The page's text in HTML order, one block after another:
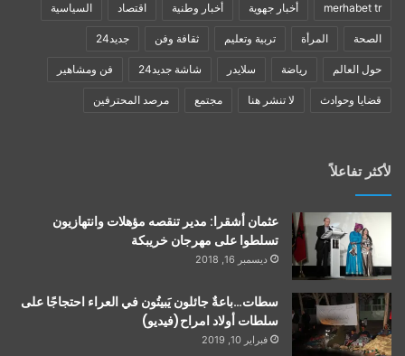
merhabet tr أخبار جهوية أخبار وطنية اقتصاد السياسية
الصحة المرأة تربية وتعليم ثقافة وفن جديد24
حول العالم رياضة سلايدر شاشة جديد24 فن ومشاهير
قضايا وحوادث لا تنشر هنا مجتمع مرصد المحترفين
لأكثر تفاعلاً
عثمان أشقرا: مدير تنقصه مؤهلات وانتهازيون
تسلطوا على مهرجان خريبكة
ديسمبر 16, 2018
سطات…باعةٌ جائلون يَبيتُون في العراء احتجاجًا على
سلطات أولاد امراح(فيديو)
فبراير 10, 2019